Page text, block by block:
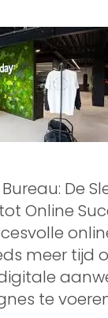
De
Online
meer tijd
te